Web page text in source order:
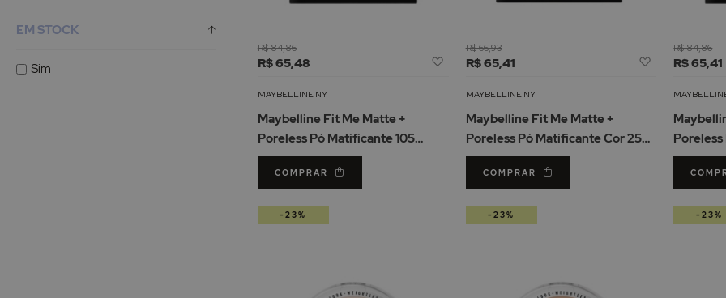
R$ 65,48
R$ 84,86
Adicionar
Lista
Desejos
MAYBELLINE NY
Maybelline Fit Me Matte +
Poreless Pó Matificante 105
Natural Ivory 9gr
COMPRAR
R$ 65,41
R$ 66,93
Adicionar
Lista
Desejos
MAYBELLINE NY
Maybelline Fit Me Matte +
Poreless Pó Matificante Cor 250
Sun Beige 9g
COMPRAR
R$ 65,41
R$ 84,86
Poreless
Ivory 9gr
-23% -23% -23%
EM STOCK
Sim